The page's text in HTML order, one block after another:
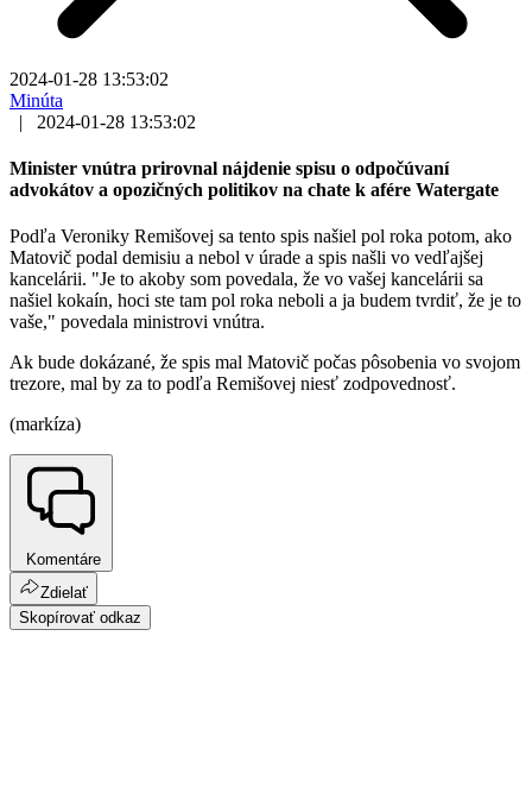
2024-01-28 13:53:02
Minúta
|
2024-01-28 13:53:02
Minister vnútra prirovnal nájdenie spisu o odpočúvaní
advokátov a opozičných politikov na chate k afére Watergate
Podľa Veroniky Remišovej sa tento spis našiel pol roka potom, ako
Matovič podal demisiu a nebol v úrade a spis našli vo vedľajšej
kancelárii. "Je to akoby som povedala, že vo vašej kancelárii sa
našiel kokaín, hoci ste tam pol roka neboli a ja budem tvrdiť, že je to
vaše," povedala ministrovi vnútra.
Ak bude dokázané, že spis mal Matovič počas pôsobenia vo svojom
trezore, mal by za to podľa Remišovej niesť zodpovednosť.
(markíza)
Komentáre
Zdielať
Skopírovať odkaz